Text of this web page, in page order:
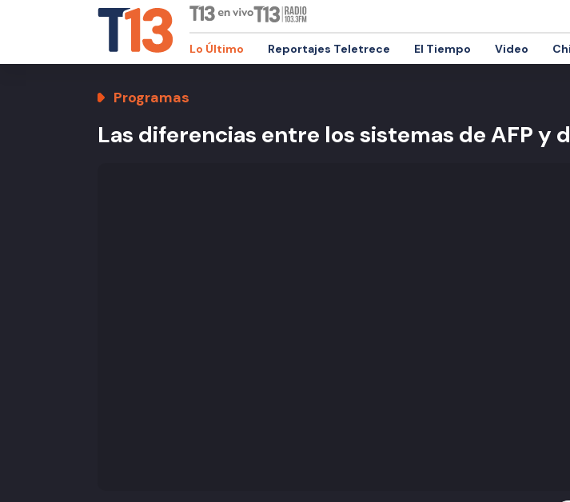
Lo Último Reportajes Teletrece El Tiempo Video
Programas
Las diferencias entre los sistemas de AFP y